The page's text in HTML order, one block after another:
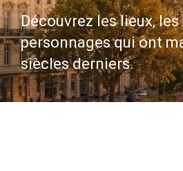
Découvrez les lieux,
personnages qui ont
siècles derniers.